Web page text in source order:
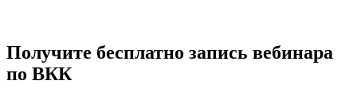
Получите бесплатно запись вебинара
по ВКК